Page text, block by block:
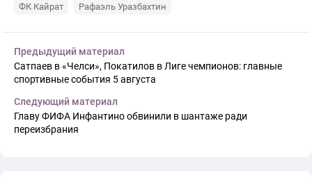
ФК Кайрат Рафаэль Уразбахтин
Предыдущий материал
Сатпаев в «Челси», Покатилов в Лиге чемпионов: главные
спортивные события 5 августа
Следующий материал
Главу ФИФА Инфантино обвинили в шантаже ради
переизбрания